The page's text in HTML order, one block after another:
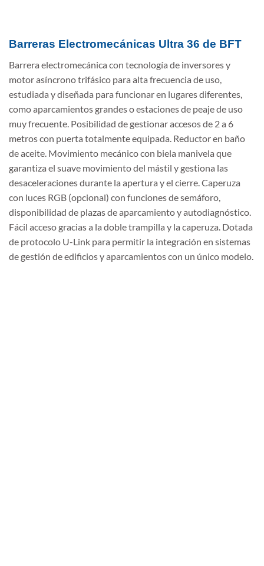
Barreras Electromecánicas Ultra 36 de BFT
Barrera electromecánica con tecnología de inversores y
motor asíncrono trifásico para alta frecuencia de uso,
estudiada y diseñada para funcionar en lugares diferentes,
como aparcamientos grandes o estaciones de peaje de uso
muy frecuente. Posibilidad de gestionar accesos de 2 a 6
metros con puerta totalmente equipada. Reductor en baño
de aceite. Movimiento mecánico con biela manivela que
garantiza el suave movimiento del mástil y gestiona las
desaceleraciones durante la apertura y el cierre. Caperuza
con luces RGB (opcional) con funciones de semáforo,
disponibilidad de plazas de aparcamiento y autodiagnóstico.
Fácil acceso gracias a la doble trampilla y la caperuza. Dotada
de protocolo U-Link para permitir la integración en sistemas
de gestión de edificios y aparcamientos con un único modelo.